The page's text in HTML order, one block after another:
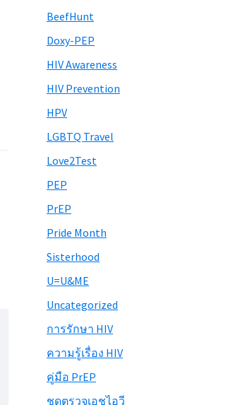
BeefHunt
Doxy-PEP
HIV Awareness
HIV Prevention
HPV
LGBTQ Travel
Love2Test
PEP
PrEP
Pride Month
Sisterhood
U=U&ME
Uncategorized
การรักษา HIV
ความรู้เรื่อง HIV
คู่มือ PrEP
ชุดตรวจเอชไอวี